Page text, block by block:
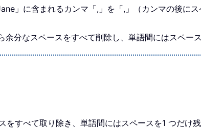
」に含まれるカンマ「,」を「,」（カンマの後に
余分なスペースをすべて削除し、単語間にはスペー
すべて取り除き、単語間にはスペースを1 つだけ残